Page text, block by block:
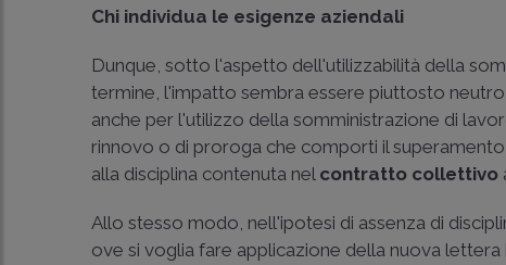
Chi individua le esigenze aziendali
Dunque, sotto l'aspetto dell'utilizzabilità della
termine, l'impatto sembra essere piuttosto
anche per l'utilizzo della somministrazione di
rinnovo o di proroga che comporti il
alla disciplina contenuta nel contratto collettivo
Allo stesso modo, nell'ipotesi di assenza di
ove si voglia fare applicazione della nuova